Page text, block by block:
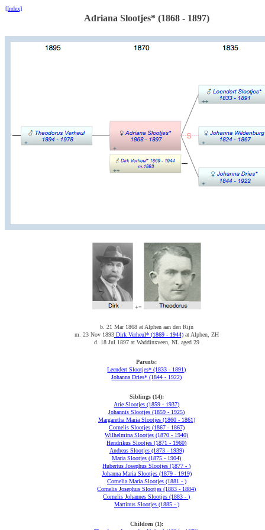
[Index]
Adriana Slootjes* (1868 - 1897)
+=
b. 21 Mar 1868 at Alphen aan den Rijn
m. 23 Nov 1893 Dirk Verheul* (1869 - 1944) at Alphen, ZH
d. 18 Jul 1897 at Waddinxveen, NL aged 29
Parents:
Leendert Slootjes* (1833 - 1891)
Johanna Dries* (1844 - 1922)
Siblings (14):
Arie Slootjes (1859 - 1937)
Johannis Slootjes (1859 - 1925)
Margaretha Maria Slootjes (1860 - 1861)
Cornelis Slootjes (1867 - 1867)
Wilhelmina Slootjes (1870 - 1940)
Hendrikus Slootjes (1871 - 1960)
Andreas Slootjes (1873 - 1939)
Maria Slootjes (1875 - 1904)
Hubertus Josephus Slootjes (1877 - )
Johanna Maria Slootjes (1879 - 1919)
Cornelia Maria Slootjes (1881 - )
Cornelis Josephus Slootjes (1883 - 1884)
Cornelis Johannes Slootjes (1883 - )
Martinus Slootjes (1885 - )
Children (1):